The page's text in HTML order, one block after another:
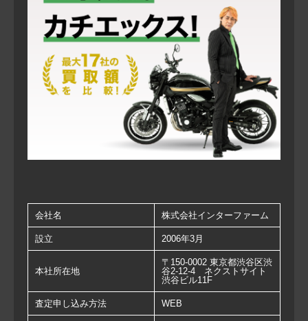
会社名 株式会社インターファーム
設立 2006年3月
本社所在地
〒150-0002 東京都渋谷区渋
谷2-12-4 ネクストサイト
渋谷ビル11F
査定申し込み方法 WEB